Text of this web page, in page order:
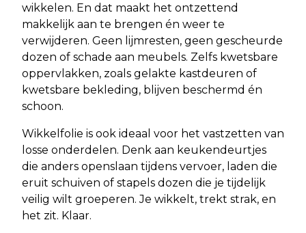
wikkelen. En dat maakt het ontzettend
makkelijk aan te brengen én weer te
verwijderen. Geen lijmresten, geen gescheurde
dozen of schade aan meubels. Zelfs kwetsbare
oppervlakken, zoals gelakte kastdeuren of
kwetsbare bekleding, blijven beschermd én
schoon.
Wikkelfolie is ook ideaal voor het vastzetten van
losse onderdelen. Denk aan keukendeurtjes
die anders openslaan tijdens vervoer, laden die
eruit schuiven of stapels dozen die je tijdelijk
veilig wilt groeperen. Je wikkelt, trekt strak, en
het zit. Klaar.